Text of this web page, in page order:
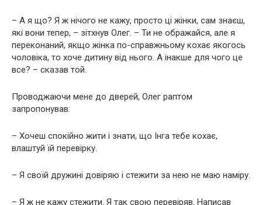
– А я що? Я ж нічого не кажу, просто ці жінки, сам знаєш,
які вони тепер, – зітхнув Олег. – Ти не ображайся, але я
переконаний, якщо жінка по-справжньому кохає якогось
чоловіка, то хоче дитину від нього. А інакше для чого це
все? – сказав той.
Проводжаючи мене до дверей, Олег раптом
запропонував:
– Хочеш спокійно жити і знати, що Інга тебе кохає,
влаштуй їй перевірку.
– Я своїй дружині довіряю і стежити за нею не маю наміру.
– Я ж не кажу стежити. Я так свою перевіряв. Написав